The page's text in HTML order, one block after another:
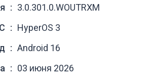
3.0.301.0.WOUTRXM
HyperOS 3
Android 16
03 июня 2026